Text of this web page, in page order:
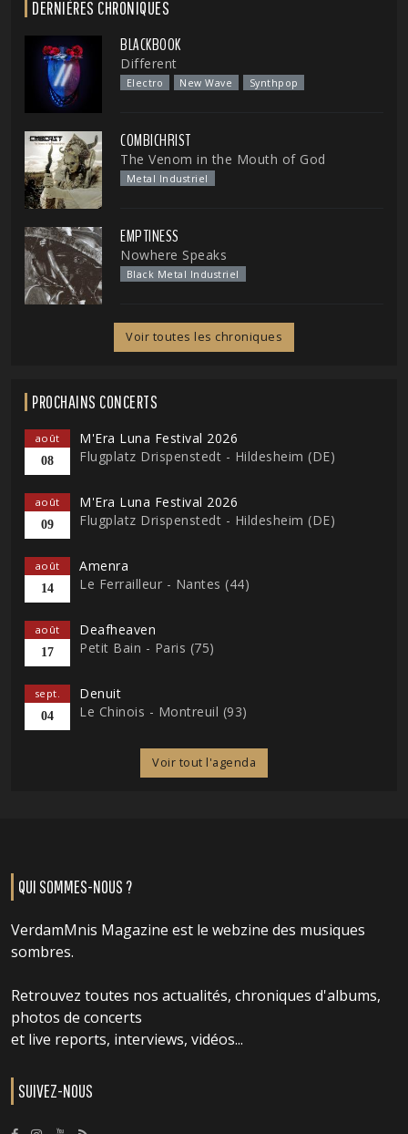
DERNIÈRES CHRONIQUES
BLACKBOOK
Different
Electro New Wave Synthpop
COMBICHRIST
The Venom in the Mouth of God
Metal Industriel
EMPTINESS
Nowhere Speaks
Black Metal Industriel
Voir toutes les chroniques
PROCHAINS CONCERTS
août
08
M'Era Luna Festival 2026
Flugplatz Drispenstedt - Hildesheim (DE)
août
09
M'Era Luna Festival 2026
Flugplatz Drispenstedt - Hildesheim (DE)
août
14
Amenra
Le Ferrailleur - Nantes (44)
août
17
Deafheaven
Petit Bain - Paris (75)
sept.
04
Denuit
Le Chinois - Montreuil (93)
Voir tout l'agenda
QUI SOMMES-NOUS ?
VerdamMnis Magazine est le webzine des musiques
sombres.
Retrouvez toutes nos actualités, chroniques d'albums,
photos de concerts
et live reports, interviews, vidéos...
SUIVEZ-NOUS